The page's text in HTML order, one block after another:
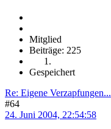
Mitglied
Beiträge: 225
Gespeichert
Re: Eigene Verzapfungen...
#64
24. Juni 2004, 22:54:58